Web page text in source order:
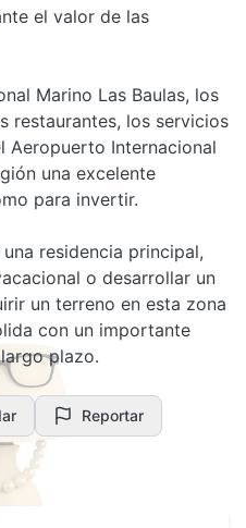
el valor de las
Marino Las Baulas, los
restaurantes, los servicios
Aeropuerto Internacional
una excelente
para invertir.
residencia principal,
o desarrollar un
un terreno en esta zona
con un importante
plazo.
Reportar